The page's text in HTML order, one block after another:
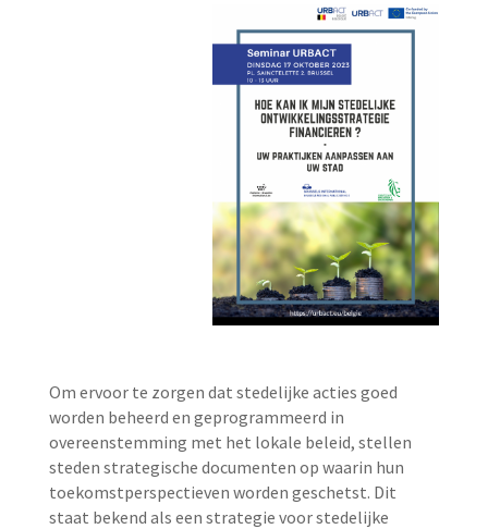
Om ervoor te zorgen dat stedelijke acties goed
worden beheerd en geprogrammeerd in
overeenstemming met het lokale beleid, stellen
steden strategische documenten op waarin hun
toekomstperspectieven worden geschetst. Dit
staat bekend als een strategie voor stedelijke